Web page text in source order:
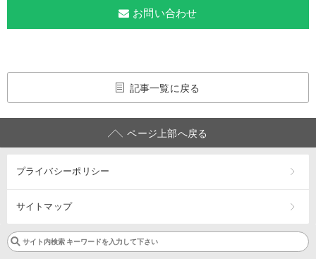
お問い合わせ
記事一覧に戻る
ページ上部へ戻る
プライバシーポリシー
サイトマップ